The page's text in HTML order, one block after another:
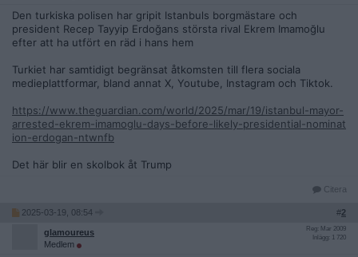
Den turkiska polisen har gripit Istanbuls borgmästare och
president Recep Tayyip Erdoğans största rival Ekrem Imamoğlu
efter att ha utfört en räd i hans hem
Turkiet har samtidigt begränsat åtkomsten till flera sociala
medieplattformar, bland annat X, Youtube, Instagram och Tiktok.
https://www.theguardian.com/world/2025/mar/19/istanbul-mayor-
arrested-ekrem-imamoglu-days-before-likely-presidential-nominat
ion-erdogan-ntwnfb
Det här blir en skolbok åt Trump
Citera
2025-03-19, 08:54 #2
glamoureus
Medlem
Reg: Mar 2009
Inlägg: 1 720